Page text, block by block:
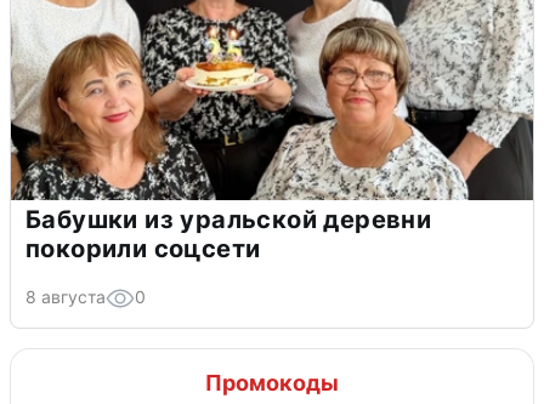
Бабушки из уральской деревни
покорили соцсети
8 августа 0
Промокоды